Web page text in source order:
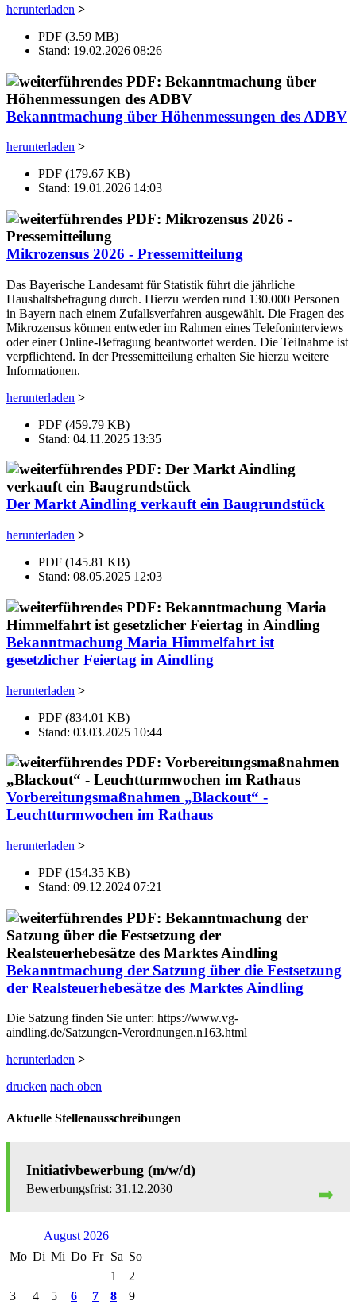
herunterladen >
PDF (3.59 MB)
Stand: 19.02.2026 08:26
Bekanntmachung über Höhenmessungen des ADBV
herunterladen >
PDF (179.67 KB)
Stand: 19.01.2026 14:03
Mikrozensus 2026 - Pressemitteilung
Das Bayerische Landesamt für Statistik führt die jährliche
Haushaltsbefragung durch. Hierzu werden rund 130.000 Personen
in Bayern nach einem Zufallsverfahren ausgewählt. Die Fragen des
Mikrozensus können entweder im Rahmen eines Telefoninterviews
oder einer Online-Befragung beantwortet werden. Die Teilnahme ist
verpflichtend. In der Pressemitteilung erhalten Sie hierzu weitere
Informationen.
herunterladen >
PDF (459.79 KB)
Stand: 04.11.2025 13:35
Der Markt Aindling verkauft ein Baugrundstück
herunterladen >
PDF (145.81 KB)
Stand: 08.05.2025 12:03
Bekanntmachung Maria Himmelfahrt ist
gesetzlicher Feiertag in Aindling
herunterladen >
PDF (834.01 KB)
Stand: 03.03.2025 10:44
Vorbereitungsmaßnahmen „Blackout“ -
Leuchtturmwochen im Rathaus
herunterladen >
PDF (154.35 KB)
Stand: 09.12.2024 07:21
Bekanntmachung der Satzung über die Festsetzung
der Realsteuerhebesätze des Marktes Aindling
Die Satzung finden Sie unter: https://www.vg-
aindling.de/Satzungen-Verordnungen.n163.html
herunterladen >
drucken nach oben
Aktuelle Stellenausschreibungen
Initiativbewerbung (m/w/d)
31.12.2030
August 2026
Mo Di Mi Do Fr Sa So
1
2
3
4 5 6 7 8
9